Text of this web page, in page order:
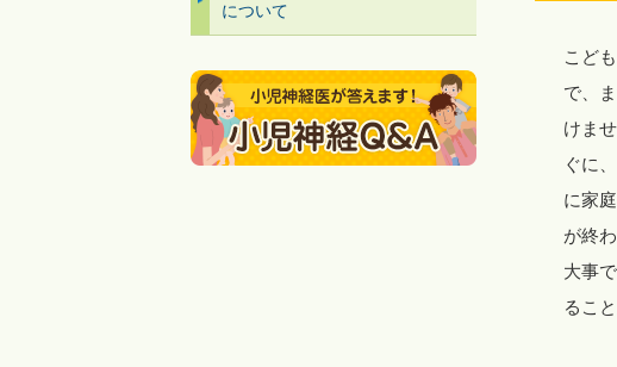
について
こど
で、
けま
ぐに
に家
が終
大事
るこ